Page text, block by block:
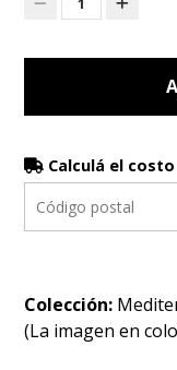
Calculá el
Colección:
(La imagen en